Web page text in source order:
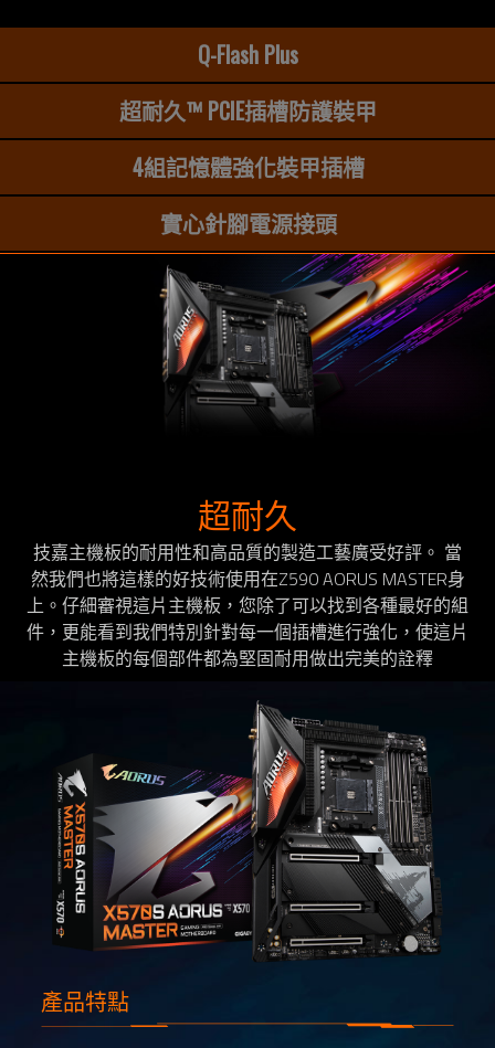
Q-Flash Plus
超耐久™ PCIE插槽防護裝甲
4組記憶體強化裝甲插槽
實心針腳電源接頭
超耐久
技嘉主機板的耐用性和高品質的製造工藝廣受好評。 當
然我們也將這樣的好技術使用在Z590 AORUS MASTER身
上。仔細審視這片主機板，您除了可以找到各種最好的組
件，更能看到我們特別針對每一個插槽進行強化，使這片
主機板的每個部件都為堅固耐用做出完美的詮釋
產品特點